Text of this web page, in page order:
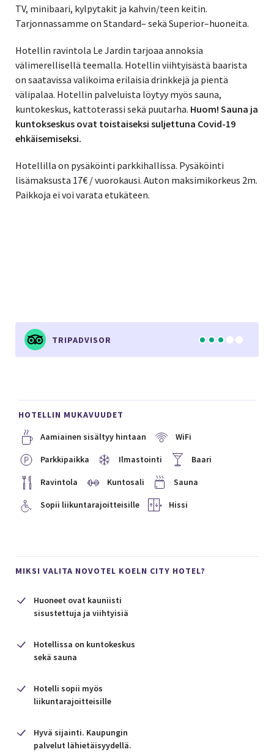
TV, minibaari, kylpytakit ja kahvin/teen keitin.
Tarjonnassamme on Standard– sekä Superior–huoneita.
Hotellin ravintola Le Jardin tarjoaa annoksia
välimerellisellä teemalla. Hotellin viihtyisästä baarista
on saatavissa valikoima erilaisia drinkkejä ja pientä
välipalaa. Hotellin palveluista löytyy myös sauna,
kuntokeskus, kattoterassi sekä puutarha. Huom! Sauna ja
kuntokseskus ovat toistaiseksi suljettuna Covid-19
ehkäisemiseksi.
Hotellilla on pysäköinti parkkihallissa. Pysäköinti
lisämaksusta 17€ / vuorokausi. Auton maksimikorkeus 2m.
Paikkoja ei voi varata etukäteen.
TRIPADVISOR
HOTELLIN MUKAVUUDET
Aamiainen sisältyy hintaan
WiFi
Parkkipaikka Ilmastointi Baari
Ravintola Kuntosali Sauna
Sopii liikuntarajoitteisille Hissi
MIKSI VALITA NOVOTEL KOELN CITY HOTEL?
Huoneet ovat kauniisti
sisustettuja ja viihtyisiä
Hotellissa on kuntokeskus
sekä sauna
Hotelli sopii myös
liikuntarajoitteisille
Hyvä sijainti. Kaupungin
palvelut lähietäisyydellä.